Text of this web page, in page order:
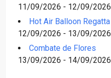
11/09/2026 - 12/09/2026
Hot Air Balloon Regatta
12/09/2026 - 13/09/2026
Combate de Flores
13/09/2026 - 14/09/2026